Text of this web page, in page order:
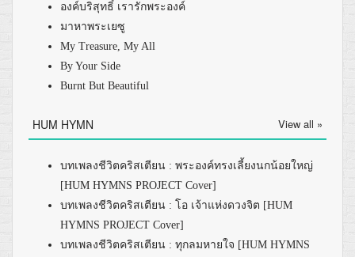
องค์บริสุทธิ์ เรารักพระองค์
มาหาพระเยซู
My Treasure, My All
By Your Side
Burnt But Beautiful
HUM HYMN View all »
บทเพลงชีวิตคริสเตียน : พระองค์ทรงเลี้ยงนกน้อยใหญ่
[HUM HYMNS PROJECT Cover]
บทเพลงชีวิตคริสเตียน : โอ เจ้าแห่งดวงจิต [HUM
HYMNS PROJECT Cover]
บทเพลงชีวิตคริสเตียน : ทุกลมหายใจ [HUM HYMNS